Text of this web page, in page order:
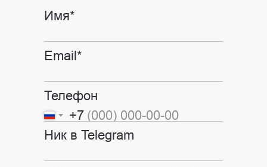
Имя*
Email*
Телефон
+7
Ник в Telegram